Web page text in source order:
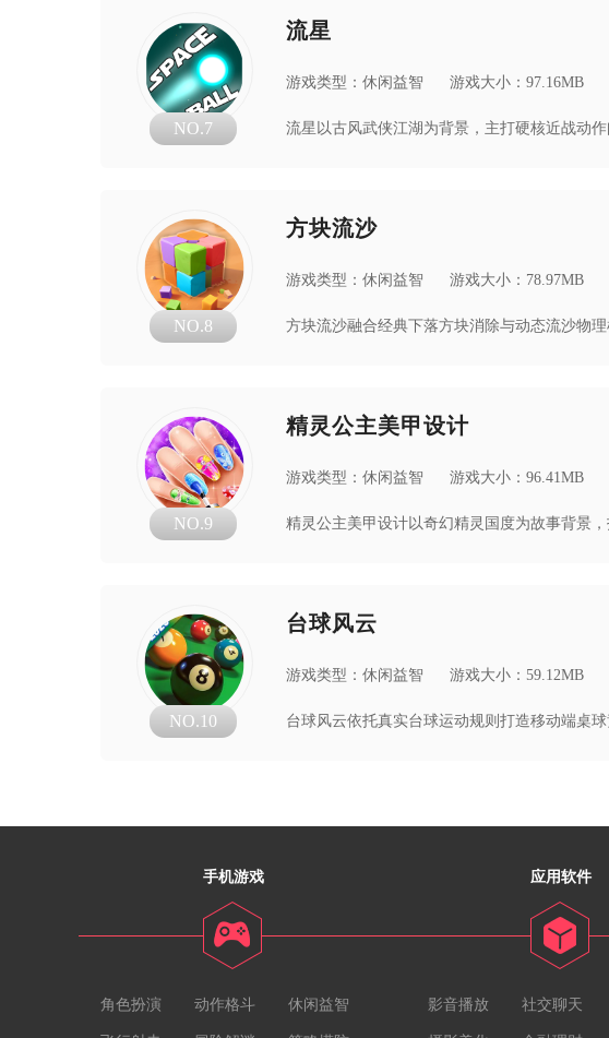
NO.7
流星
游戏类型：休闲益智 游戏大小：97.16MB
NO.8
方块流沙
游戏类型：休闲益智 游戏大小：78.97MB
NO.9
精灵公主美甲设计
游戏类型：休闲益智 游戏大小：96.41MB
NO.10
台球风云
游戏类型：休闲益智 游戏大小：59.12MB
手机游戏
角色扮演 动作格斗 休闲益智
应用软件
影音播放 社交聊天